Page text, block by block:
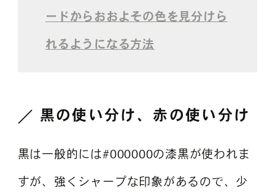
ードからおおよその色を見分けら
れるようになる方法
黒の使い分け、赤の使い分け
黒は一般的には#000000の漆黒が使われま
すが、強くシャープな印象があるので、少